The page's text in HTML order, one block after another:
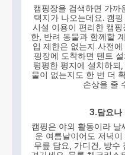
캠핑장을 검색하면 가까
택지가 나오는데요. 캠
시설 이용이 편리한 캠
한, 반려 동물과 함께할
입 제한은 없는지 사전
핑장에 도착하면 텐트
평평한 평지에 설치하되
물이 없는지도 한 번 더
손상을 줄
3.담요나
캠핑은 야외 활동이라 날
운 여름날이어도 저녁
무릎 담요, 가디건, 방수